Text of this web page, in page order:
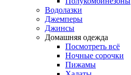
Водолазки
Джемперы
Джинсы
Домашняя одежда
Посмотреть всё
Ночные сорочки
Пижамы